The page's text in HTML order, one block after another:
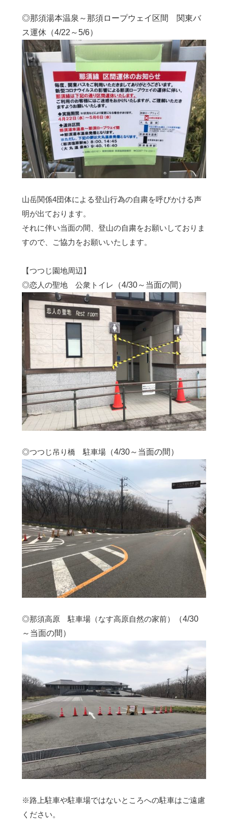
◎那須湯本温泉～那須ロープウェイ区間 関東バ
ス運休（4/22～5/6）
山岳関係4団体による登山行為の自粛を呼びかける声
明が出ております。
それに伴い当面の間、登山の自粛をお願いしておりま
すので、ご協力をお願いいたします。
【つつじ園地周辺】
◎恋人の聖地 公衆トイレ （4/30～当面の間）
◎つつじ吊り橋 駐車場（4/30～当面の間）
◎那須高原 駐車場（なす高原自然の家前）
（4/30
～当面の間）
※路上駐車や駐車場ではないところへの駐車はご遠慮
ください。